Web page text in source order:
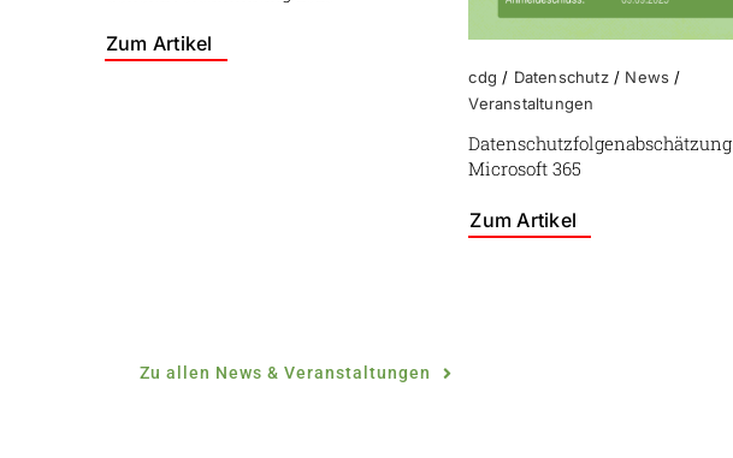
Zum Artikel
cdg / Datenschutz/ News /
Veranstaltungen
Datenschutzfolgenabschätzung
Microsoft 365
Zum Artikel
Zu allen News & Veranstaltungen